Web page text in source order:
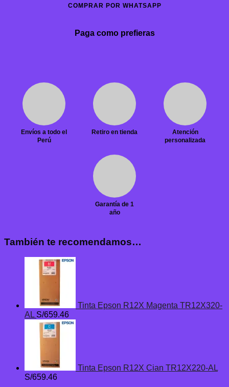
COMPRAR POR WHATSAPP
Paga como prefieras
Envíos a todo el
Perú
Retiro en tienda
Atención
personalizada
Garantía de 1
año
También te recomendamos…
Tinta Epson R12X Magenta TR12X320-
AL S/659.46
Tinta Epson R12X Cian TR12X220-AL
S/659.46